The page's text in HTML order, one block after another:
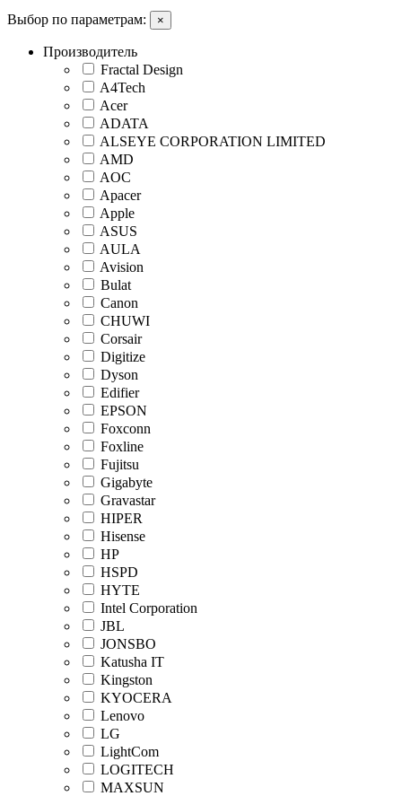
Выбор по параметрам: ×
Производитель
Fractal Design
A4Tech
Acer
ADATA
ALSEYE CORPORATION LIMITED
AMD
AOC
Apacer
Apple
ASUS
AULA
Avision
Bulat
Canon
CHUWI
Corsair
Digitize
Dyson
Edifier
EPSON
Foxconn
Foxline
Fujitsu
Gigabyte
Gravastar
HIPER
Hisense
HP
HSPD
HYTE
Intel Corporation
JBL
JONSBO
Katusha IT
Kingston
KYOCERA
Lenovo
LG
LightCom
LOGITECH
MAXSUN